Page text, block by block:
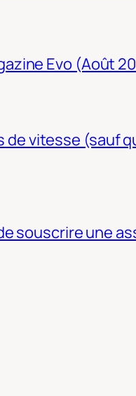
Evo (Août
vitesse (sauf
souscrire une